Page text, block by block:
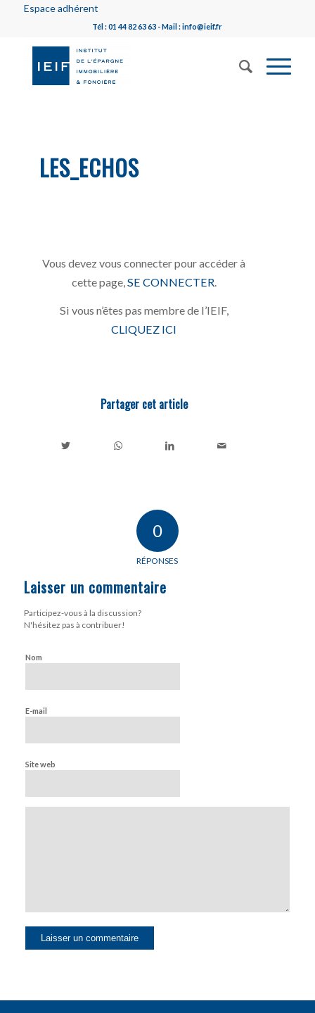
Espace adhérent
Tél : 01 44 82 63 63 - Mail : info@ieif.fr
LES_ECHOS
Vous devez vous connecter pour accéder à
cette page, SE CONNECTER
Si vous n’êtes pas membre de l’IEIF,
CLIQUEZ ICI
Partager cet article
0
RÉPONSES
Laisser un commentaire
Participez-vous à la discussion?
N'hésitez pas à contribuer!
Nom
E-mail
Site web